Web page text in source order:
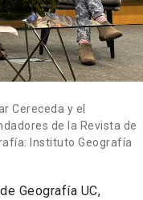
Cereceda y el
de la Revista de
Instituto Geografía
Geografía UC,